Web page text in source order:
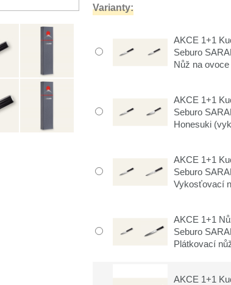
Varianty:
AKCE 1+1
Seburo
Nůž na
AKCE 1+1
Seburo
Honesuki
AKCE 1+1
Seburo
Vykosťovací
AKCE 1+1
Seburo
Plátkovací
AKCE 1+1